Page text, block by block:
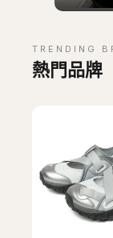
TRENDING
熱門品牌